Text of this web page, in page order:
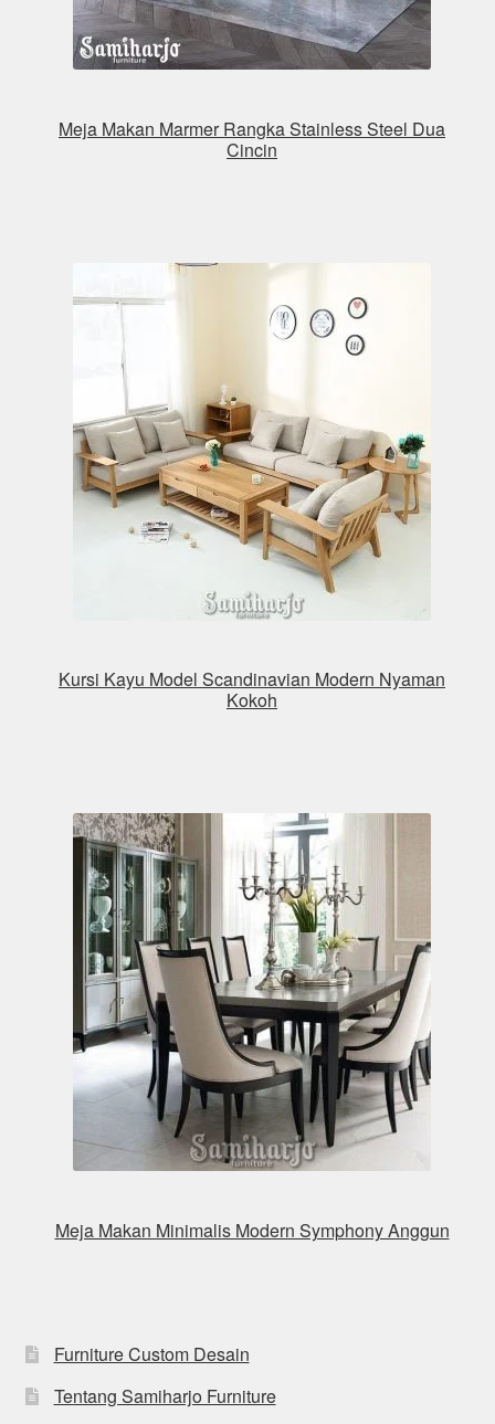
Meja Makan Marmer Rangka Stainless Steel Dua
Cincin
Kursi Kayu Model Scandinavian Modern Nyaman
Kokoh
Meja Makan Minimalis Modern Symphony Anggun
Furniture Custom Desain
Tentang Samiharjo Furniture